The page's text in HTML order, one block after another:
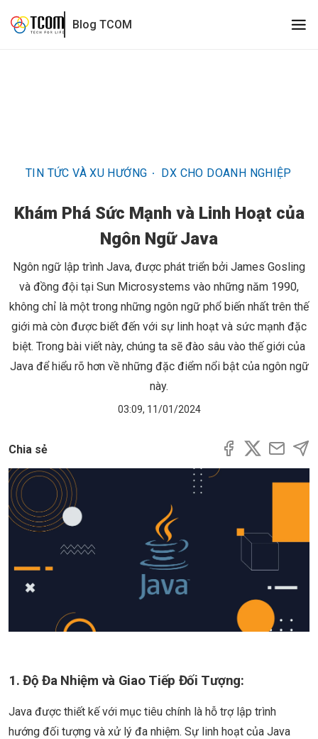
Blog TCOM
TIN TỨC VÀ XU HƯỚNG DX CHO DOANH NGHIỆP
Khám Phá Sức Mạnh và Linh Hoạt của
Ngôn Ngữ Java
Ngôn ngữ lập trình Java, được phát triển bởi James Gosling
và đồng đội tại Sun Microsystems vào những năm 1990,
không chỉ là một trong những ngôn ngữ phổ biến nhất trên thế
giới mà còn được biết đến với sự linh hoạt và sức mạnh đặc
biệt. Trong bài viết này, chúng ta sẽ đào sâu vào thế giới của
Java để hiểu rõ hơn về những đặc điểm nổi bật của ngôn ngữ
này.
03:09, 11/01/2024
Chia sẻ
1.Độ Đa Nhiệm và Giao Tiếp Đối Tượng:
Java được thiết kế với mục tiêu chính là hỗ trợ lập trình
hướng đối tượng và xử lý đa nhiệm. Sự linh hoạt của Java